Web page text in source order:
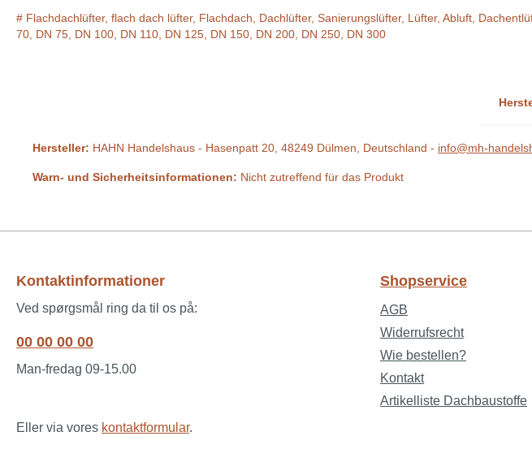
# Flachdachlüfter, flach dach lüfter, Flachdach, Dachlüfter, Sanierungslüfter, Lüfter, Abluft,
70, DN 75, DN 100, DN 110, DN 125, DN 150, DN 200, DN 250, DN 300
Hersteller: HAHN Handelshaus - Hasenpatt 20, 48249 Dülmen, Deutschland - info@mh-
Warn- und Sicherheitsinformationen: Nicht zutreffend für das Produkt
Kontaktinformationer
Ved spørgsmål ring da til os på:
00 00 00 00
Man-fredag 09-15.00
Eller via vores kontaktformular.
Shopservice
AGB
Widerrufsrecht
Wie bestellen?
Kontakt
Artikelliste Dachbaustoffe